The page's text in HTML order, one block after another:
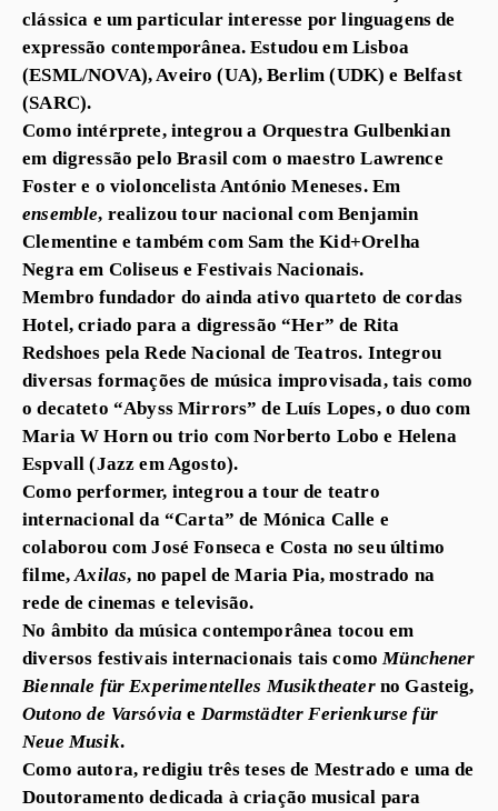
clássica e um particular interesse por linguagens de
expressão contemporânea. Estudou em Lisboa
(ESML/NOVA), Aveiro (UA), Berlim (UDK) e Belfast
(SARC).
Como intérprete, integrou a Orquestra Gulbenkian
em digressão pelo Brasil com o maestro Lawrence
Foster e o violoncelista António Meneses. Em
ensemble, realizou tour nacional com Benjamin
Clementine e também com Sam the Kid+Orelha
Negra em Coliseus e Festivais Nacionais.
Membro fundador do ainda ativo quarteto de cordas
Hotel, criado para a digressão “Her” de Rita
Redshoes pela Rede Nacional de Teatros. Integrou
diversas formações de música improvisada, tais como
o decateto “Abyss Mirrors” de Luís Lopes, o duo com
Maria W Horn ou trio com Norberto Lobo e Helena
Espvall (Jazz em Agosto).
Como performer, integrou a tour de teatro
internacional da “Carta” de Mónica Calle e
colaborou com José Fonseca e Costa no seu último
filme,Axilas, no papel de Maria Pia, mostrado na
rede de cinemas e televisão.
No âmbito da música contemporânea tocou em
diversos festivais internacionais tais como Münchener
Biennale für Experimentelles Musiktheaterno Gasteig,
Outono de Varsóvia e Darmstädter Ferienkurse für
Neue Musik.
Como autora, redigiu três teses de Mestrado e uma de
Doutoramento dedicada à criação musical para